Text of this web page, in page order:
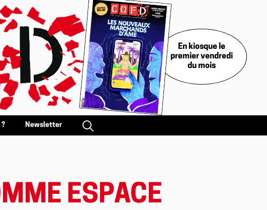
En kiosque le
premier vendredi
du mois
? Newsletter
ESPACE